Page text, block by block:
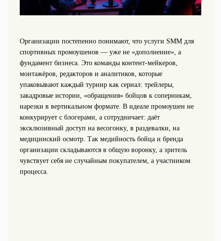
Организации постепенно понимают, что услуги SMM для
спортивных промоушенов — уже не «дополнение», а
фундамент бизнеса. Это команды контент-мейкеров,
монтажёров, редакторов и аналитиков, которые
упаковывают каждый турнир как сериал: трейлеры,
закадровые истории, «обращения» бойцов к соперникам,
нарезки в вертикальном формате. В идеале промоушен не
конкурирует с блогерами, а сотрудничает: даёт
эксклюзивный доступ на весогонку, в раздевалки, на
медицинский осмотр. Так медийность бойца и бренда
организации складываются в общую воронку, а зритель
чувствует себя не случайным покупателем, а участником
процесса.